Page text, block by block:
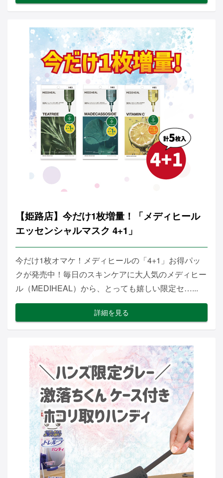
【姫路店】今だけ1枚増量！「メディヒール
エッセンシャルマスク 4+1」
今だけ1枚オマケ！メディヒールの「4+1」お得パッ
クが発売中！毎日のスキンケアに大人気のメディヒー
ル（MEDIHEAL）から、とっても嬉しい限定セ…...
詳細を見る